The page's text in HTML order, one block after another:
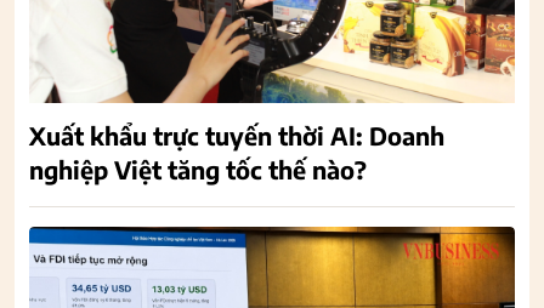
Xuất khẩu trực tuyến thời AI: Doanh
nghiệp Việt tăng tốc thế nào?